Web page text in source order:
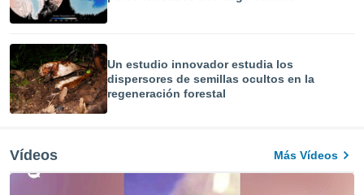
Un estudio innovador estudia los
dispersores de semillas ocultos en la
regeneración forestal
Vídeos Más Vídeos